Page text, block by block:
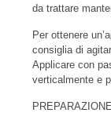
da trattare
Per ottenere
consiglia di
Applicare con
verticalmente e